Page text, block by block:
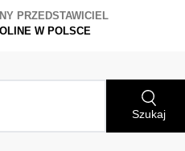
PRZEDSTAWICIEL
W POLSCE
Szukaj